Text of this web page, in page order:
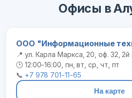
Офисы в
ООО "Информационные
📍 ул. Карла Маркса, 20, оф. 32,
🕒 12:00-16:00, пн, вт, ср, чт, пт
📞 +7 978 701-11-65
На карте